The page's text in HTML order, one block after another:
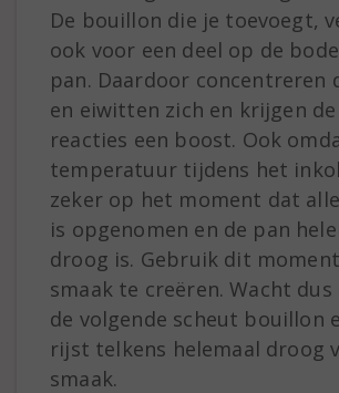
De bouillon die je toevoegt,
ook voor een deel op de
pan. Daardoor concentreren
en eiwitten zich en krijgen
reacties een boost. Ook
temperatuur tijdens het
zeker op het moment dat
is opgenomen en de pan
droog is. Gebruik dit
smaak te creëren. Wacht dus
de volgende scheut bouillon
rijst telkens helemaal droog
smaak.